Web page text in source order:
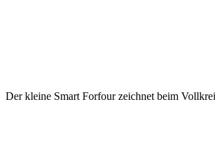
Der kleine Smart Forfour zeichnet beim